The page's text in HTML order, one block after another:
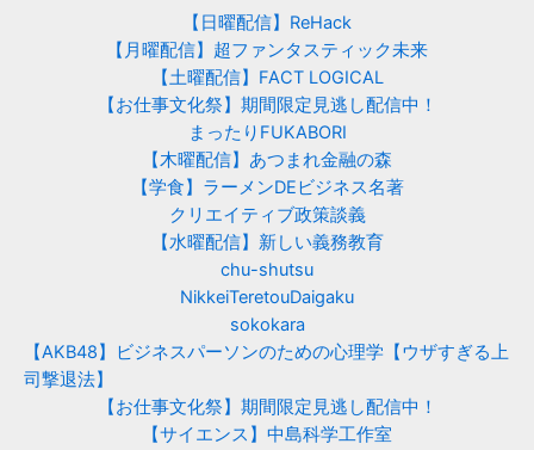
【日曜配信】ReHack
【月曜配信】超ファンタスティック未来
【土曜配信】FACT LOGICAL
【お仕事文化祭】期間限定見逃し配信中！
まったりFUKABORI
【木曜配信】あつまれ金融の森
【学食】ラーメンDEビジネス名著
クリエイティブ政策談義
【水曜配信】新しい義務教育
chu-shutsu
NikkeiTeretouDaigaku
sokokara
【AKB48】ビジネスパーソンのための心理学【ウザすぎる上
司撃退法】
【お仕事文化祭】期間限定見逃し配信中！
【サイエンス】中島科学工作室